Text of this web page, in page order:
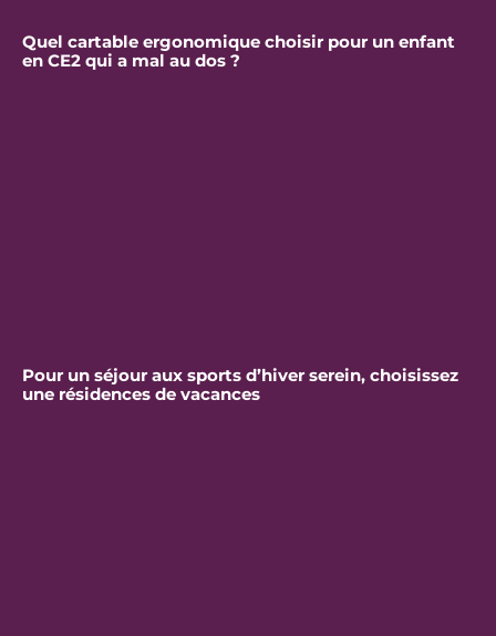
Quel cartable ergonomique choisir pour un enfant
en CE2 qui a mal au dos ?
Pour un séjour aux sports d’hiver serein, choisissez
une résidences de vacances